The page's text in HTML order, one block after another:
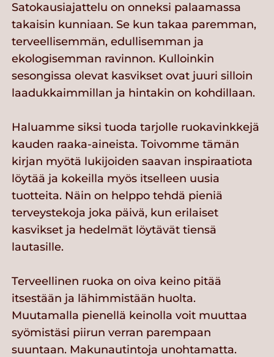
Satokausiajattelu on onneksi palaamassa
takaisin kunniaan. Se kun takaa paremman,
terveellisemmän, edullisemman ja
ekologisemman ravinnon. Kulloinkin
sesongissa olevat kasvikset ovat juuri silloin
laadukkaimmillan ja hintakin on kohdillaan.
Haluamme siksi tuoda tarjolle ruokavinkkejä
kauden raaka-aineista. Toivomme tämän
kirjan myötä lukijoiden saavan inspiraatiota
löytää ja kokeilla myös itselleen uusia
tuotteita. Näin on helppo tehdä pieniä
terveystekoja joka päivä, kun erilaiset
kasvikset ja hedelmät löytävät tiensä
lautasille.
Terveellinen ruoka on oiva keino pitää
itsestään ja lähimmistään huolta.
Muutamalla pienellä keinolla voit muuttaa
syömistäsi piirun verran parempaan
suuntaan. Makunautintoja unohtamatta.